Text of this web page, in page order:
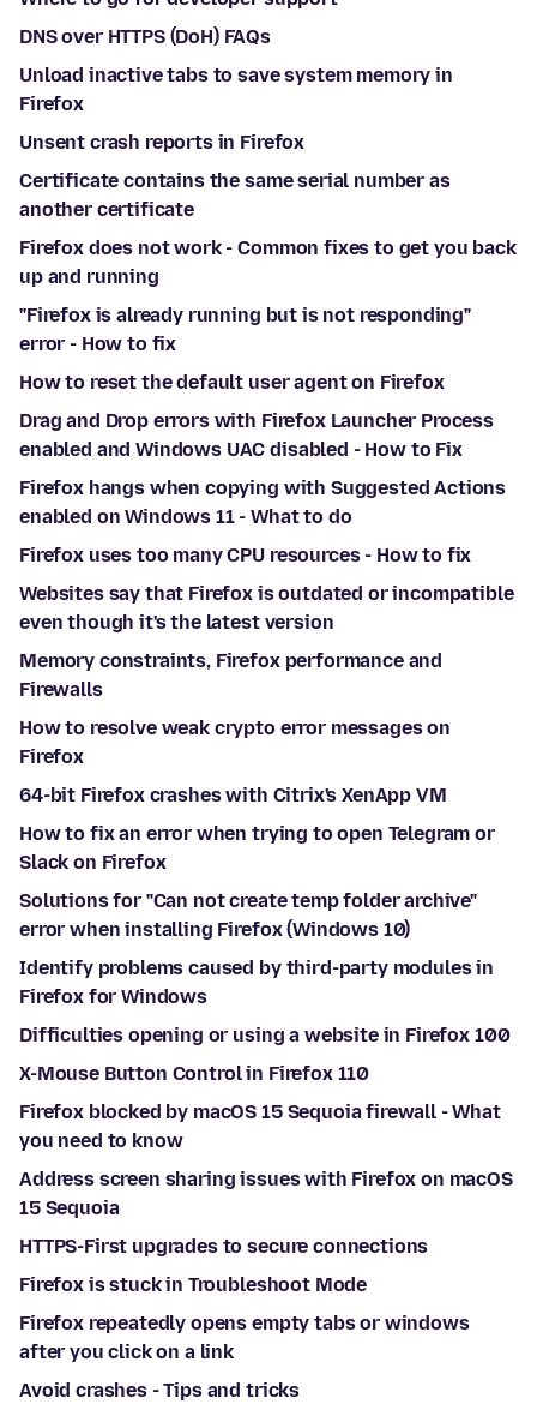
DNS over HTTPS (DoH) FAQs
Unload inactive tabs to save system memory in
Firefox
Unsent crash reports in Firefox
Certificate contains the same serial number as
another certificate
Firefox does not work - Common fixes to get you back
up and running
"Firefox is already running but is not responding"
error - How to fix
How to reset the default user agent on Firefox
Drag and Drop errors with Firefox Launcher Process
enabled and Windows UAC disabled - How to Fix
Firefox hangs when copying with Suggested Actions
enabled on Windows 11 - What to do
Firefox uses too many CPU resources - How to fix
Websites say that Firefox is outdated or incompatible
even though it's the latest version
Memory constraints, Firefox performance and
Firewalls
How to resolve weak crypto error messages on
Firefox
64-bit Firefox crashes with Citrix's XenApp VM
How to fix an error when trying to open Telegram or
Slack on Firefox
Solutions for "Can not create temp folder archive"
error when installing Firefox (Windows 10)
Identify problems caused by third-party modules in
Firefox for Windows
Difficulties opening or using a website in Firefox 100
X-Mouse Button Control in Firefox 110
Firefox blocked by macOS 15 Sequoia firewall - What
you need to know
Address screen sharing issues with Firefox on macOS
15 Sequoia
HTTPS-First upgrades to secure connections
Firefox is stuck in Troubleshoot Mode
Firefox repeatedly opens empty tabs or windows
after you click on a link
Avoid crashes - Tips and tricks